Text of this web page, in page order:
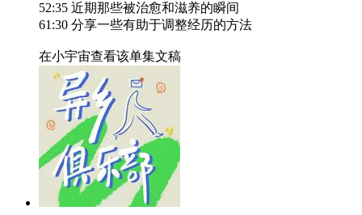
52:35 近期那些被治愈和滋养的瞬间
61:30 分享一些有助于调整经历的方法
在小宇宙查看该单集文稿